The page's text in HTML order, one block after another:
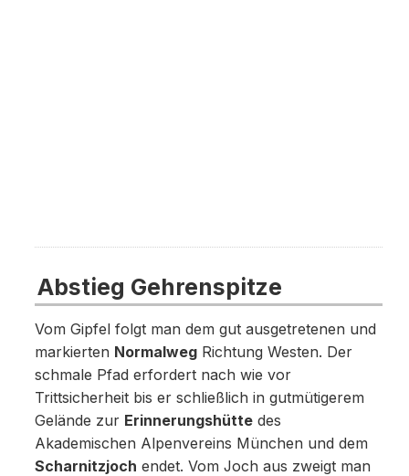
Abstieg Gehrenspitze
Vom Gipfel folgt man dem gut ausgetretenen und
markierten NormalwegRichtung Westen. Der
schmale Pfad erfordert nach wie vor
Trittsicherheit bis er schließlich in gutmütigerem
Gelände zur Erinnerungshüttedes
Akademischen Alpenvereins München und dem
Scharnitzjoch endet. Vom Joch aus zweigt man